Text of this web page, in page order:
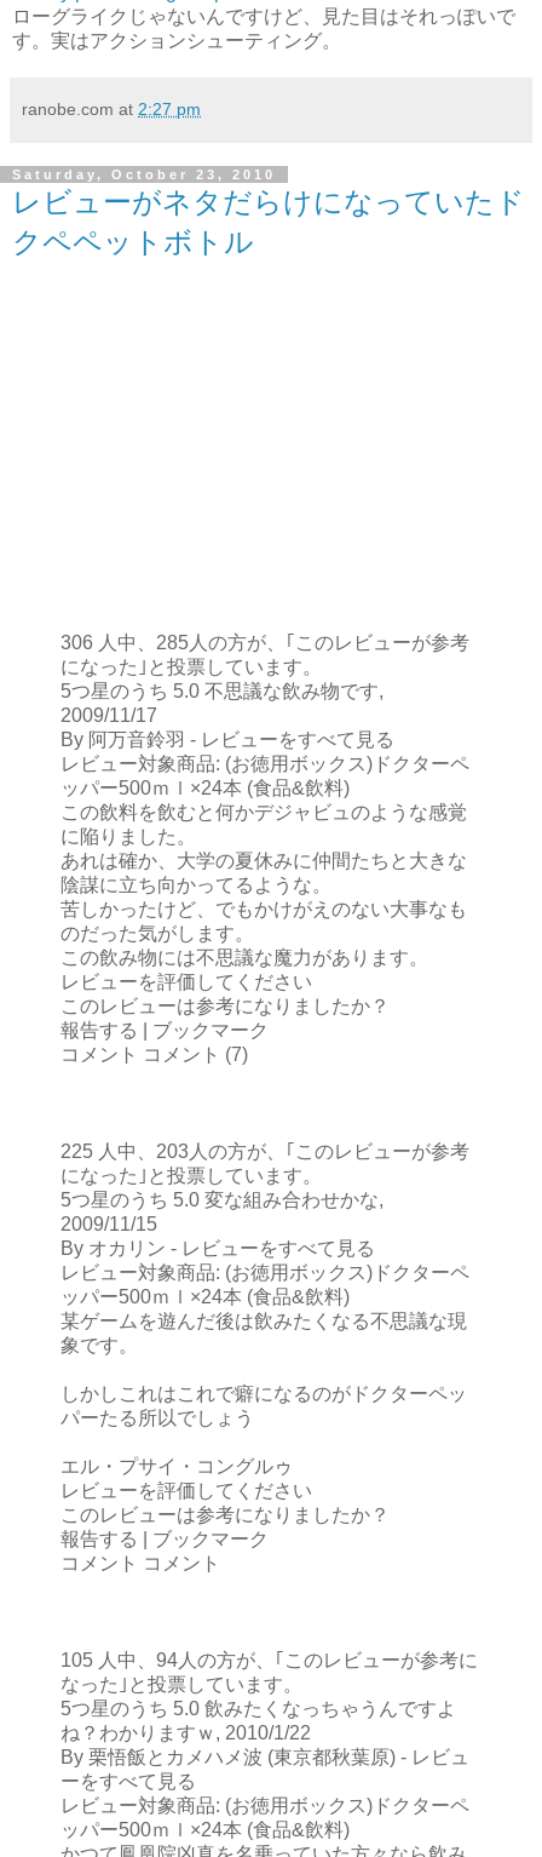
ローグライクじゃないんですけど、見た目はそれっぽいで
す。実はアクションシューティング。
ranobe.com at 2:27 pm
Saturday, October 23, 2010
レビューがネタだらけになっていたド
クペペットボトル
306 人中、285人の方が、｢このレビューが参考
になった｣と投票しています。
5つ星のうち 5.0 不思議な飲み物です,
2009/11/17
By 阿万音鈴羽 - レビューをすべて見る
レビュー対象商品: (お徳用ボックス)ドクターペ
ッパー500ｍｌ×24本 (食品&飲料)
この飲料を飲むと何かデジャビュのような感覚
に陥りました。
あれは確か、大学の夏休みに仲間たちと大きな
陰謀に立ち向かってるような。
苦しかったけど、でもかけがえのない大事なも
のだった気がします。
この飲み物には不思議な魔力があります。
レビューを評価してください
このレビューは参考になりましたか？
報告する | ブックマーク
コメント コメント (7)
225 人中、203人の方が、｢このレビューが参考
になった｣と投票しています。
5つ星のうち 5.0 変な組み合わせかな,
2009/11/15
By オカリン - レビューをすべて見る
レビュー対象商品: (お徳用ボックス)ドクターペ
ッパー500ｍｌ×24本 (食品&飲料)
某ゲームを遊んだ後は飲みたくなる不思議な現
象です。
しかしこれはこれで癖になるのがドクターペッ
パーたる所以でしょう
エル・プサイ・コングルゥ
レビューを評価してください
このレビューは参考になりましたか？
報告する | ブックマーク
コメント コメント
105 人中、94人の方が、｢このレビューが参考に
なった｣と投票しています。
5つ星のうち 5.0 飲みたくなっちゃうんですよ
ね？わかりますｗ, 2010/1/22
By 栗悟飯とカメハメ波 (東京都秋葉原) - レビュ
ーをすべて見る
レビュー対象商品: (お徳用ボックス)ドクターペ
ッパー500ｍｌ×24本 (食品&飲料)